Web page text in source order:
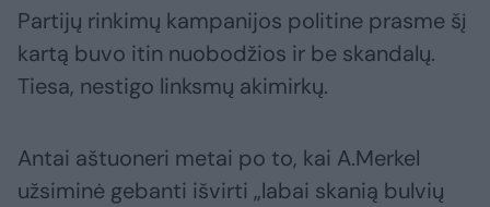
Partijų rinkimų kampanijos politine prasme šį
kartą buvo itin nuobodžios ir be skandalų.
Tiesa, nestigo linksmų akimirkų.
Antai aštuoneri metai po to, kai A.Merkel
užsiminė gebanti išvirti „labai skanią bulvių